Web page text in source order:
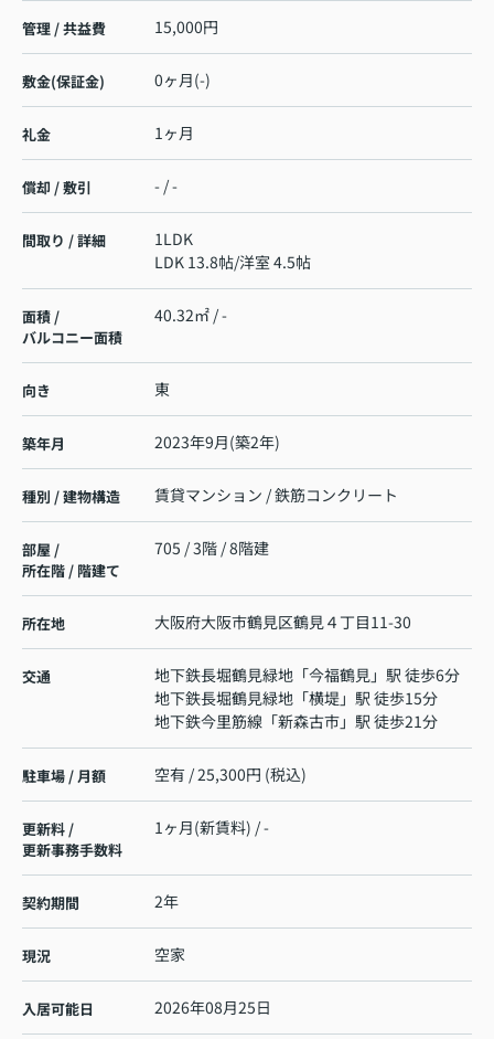
管理 / 共益費 15,000円
敷金(保証金) 0ヶ月(-)
礼金 1ヶ月
償却 / 敷引 - / -
間取り / 詳細
1LDK
LDK 13.8帖/洋室 4.5帖
面積 /
バルコニー面積
40.32㎡ / -
向き 東
築年月 2023年9月(築2年)
種別 / 建物構造 賃貸マンション / 鉄筋コンクリート
部屋 /
所在階 / 階建て
705 / 3階 / 8階建
所在地 大阪府大阪市鶴見区鶴見４丁目11-30
交通 地下鉄長堀鶴見緑地 「今福鶴見」駅 徒歩6分
地下鉄長堀鶴見緑地 「横堤」駅 徒歩15分
地下鉄今里筋線 「新森古市」駅 徒歩21分
駐車場 / 月額 空有 / 25,300円 (税込)
更新料 /
更新事務手数料
1ヶ月(新賃料) / -
契約期間 2年
現況 空家
入居可能日 2026年08月25日